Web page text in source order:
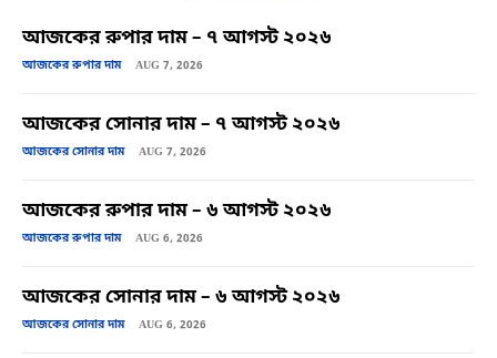
আজকের রুপার দাম – ৭ আগস্ট ২০২৬
আজকের রুপার দাম AUG 7, 2026
আজকের সোনার দাম – ৭ আগস্ট ২০২৬
আজকের সোনার দাম AUG 7, 2026
আজকের রুপার দাম – ৬ আগস্ট ২০২৬
আজকের রুপার দাম AUG 6, 2026
আজকের সোনার দাম – ৬ আগস্ট ২০২৬
আজকের সোনার দাম AUG 6, 2026